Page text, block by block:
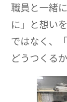
職員と一緒
に」と想い
ではなく、
どうつくる